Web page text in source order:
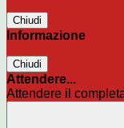
Chiudi
Informazione
Chiudi
Attendere...
Attendere il